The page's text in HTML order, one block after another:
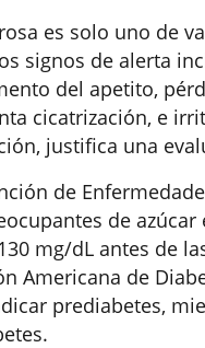
es solo uno de
signos de alerta
del apetito,
cicatrización, e
justifica una
de
de azúcar
mg/dL antes de
Americana de
prediabetes,